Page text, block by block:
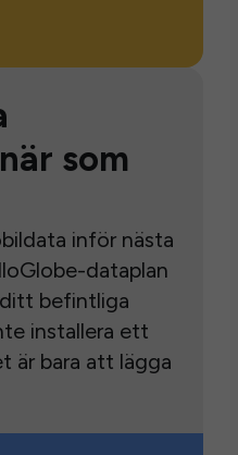
som
inför nästa
dataplan
befintliga
installera ett
är bara att lägga